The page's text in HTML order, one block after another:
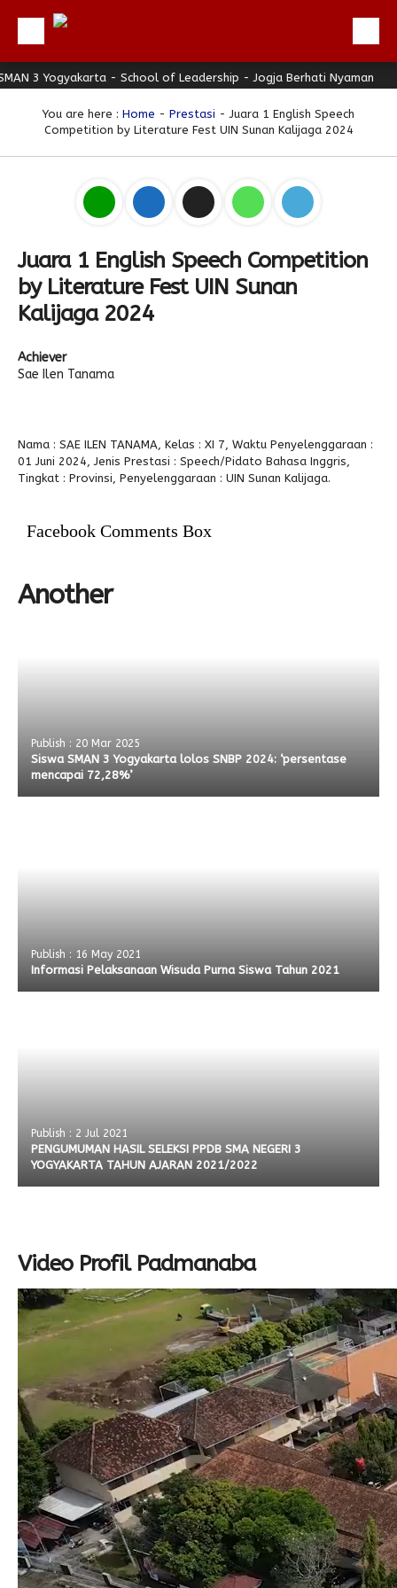
Beranda
Profil
Download
Hubungi Kami
Link Referensi
3 Yogyakarta - School of Leadership - Jogja Berhati Nyaman
You are here : Home - Prestasi - Juara 1 English Speech
Competition by Literature Fest UIN Sunan Kalijaga 2024
Juara 1 English Speech Competition
by Literature Fest UIN Sunan
Kalijaga 2024
Achiever
Sae Ilen Tanama
Nama : SAE ILEN TANAMA, Kelas : XI 7, Waktu Penyelenggaraan :
01 Juni 2024, Jenis Prestasi : Speech/Pidato Bahasa Inggris,
Tingkat : Provinsi, Penyelenggaraan : UIN Sunan Kalijaga.
Facebook Comments Box
Another
Publish : 20 Mar 2025
Siswa SMAN 3 Yogyakarta lolos SNBP 2024: ‘persentase
mencapai 72,28%’
Publish : 16 May 2021
Informasi Pelaksanaan Wisuda Purna Siswa Tahun 2021
Publish : 2 Jul 2021
PENGUMUMAN HASIL SELEKSI PPDB SMA NEGERI 3
YOGYAKARTA TAHUN AJARAN 2021/2022
Video Profil Padmanaba